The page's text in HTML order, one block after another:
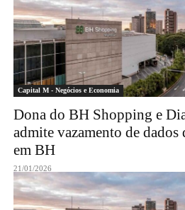
Capital M - Negócios e Economia
Dona do BH Shopping e
admite vazamento de dados
em BH
21/01/2026